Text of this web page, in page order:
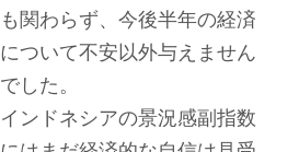
も関わらず、今後半年の経済
について不安以外与えません
でした。
インドネシアの景況感副指数